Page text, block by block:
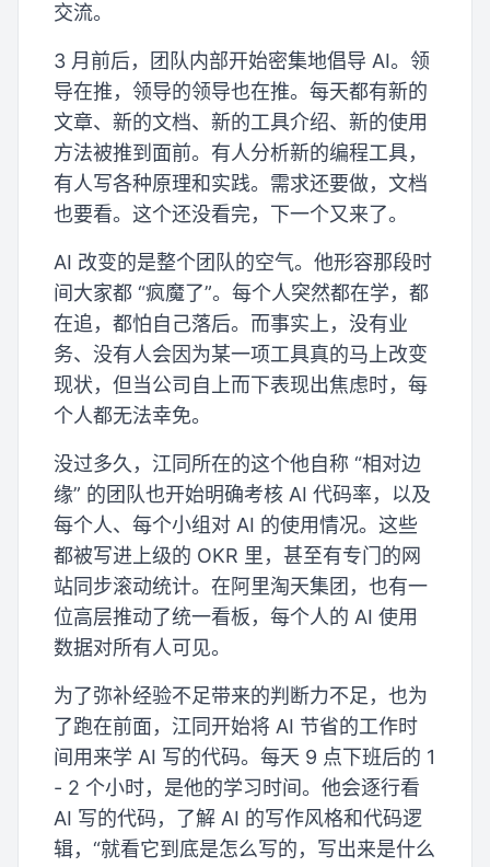
交流。
3 月前后，团队内部开始密集地倡导 AI。领
导在推，领导的领导也在推。每天都有新的
文章、新的文档、新的工具介绍、新的使用
方法被推到面前。有人分析新的编程工具，
有人写各种原理和实践。需求还要做，文档
也要看。这个还没看完，下一个又来了。
AI 改变的是整个团队的空气。他形容那段时
间大家都 “疯魔了”。每个人突然都在学，都
在追，都怕自己落后。而事实上，没有业
务、没有人会因为某一项工具真的马上改变
现状，但当公司自上而下表现出焦虑时，每
个人都无法幸免。
没过多久，江同所在的这个他自称 “相对边
缘” 的团队也开始明确考核 AI 代码率，以及
每个人、每个小组对 AI 的使用情况。这些
都被写进上级的 OKR 里，甚至有专门的网
站同步滚动统计。在阿里淘天集团，也有一
位高层推动了统一看板，每个人的 AI 使用
数据对所有人可见。
为了弥补经验不足带来的判断力不足，也为
了跑在前面，江同开始将 AI 节省的工作时
间用来学 AI 写的代码。每天 9 点下班后的 1
- 2 个小时，是他的学习时间。他会逐行看
AI 写的代码，了解 AI 的写作风格和代码逻
辑，“就看它到底是怎么写的，写出来是什么